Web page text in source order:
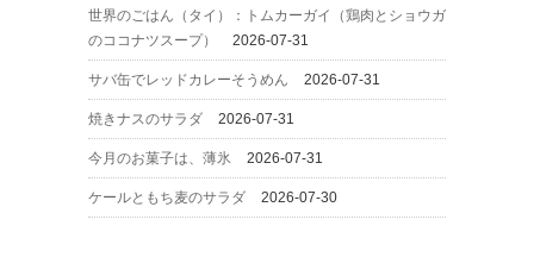
世界のごはん（タイ）：トムカーガイ（鶏肉とショウガ
のココナツスープ）
2026-07-31
サバ缶でレッドカレーそうめん 2026-07-31
焼きナスのサラダ 2026-07-31
今月のお菓子は、薄氷 2026-07-31
ケールともち麦のサラダ 2026-07-30